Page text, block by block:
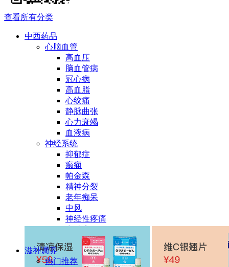
查看所有分类
中西药品
心脑血管
高血压
脑血管病
冠心病
高血脂
心绞痛
静脉曲张
心力衰竭
血液病
神经系统
抑郁症
癫痫
帕金森
精神分裂
老年痴呆
中风
神经性疼痛
消化系统疾病
肠炎
胃炎
滋补调养
热门推荐